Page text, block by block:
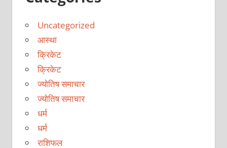
Uncategorized
आस्था
क्रिकेट
क्रिकेट
ज्योतिष समाचार
ज्योतिष समाचार
धर्म
धर्म
राशिफल